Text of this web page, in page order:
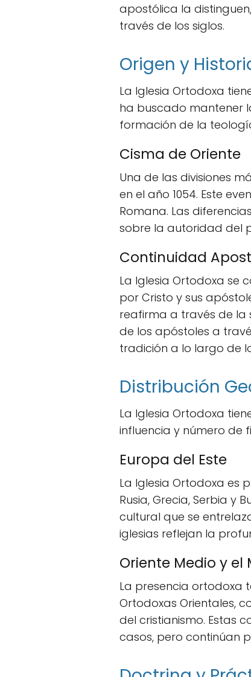
apostólica la
través de los siglos.
Origen y
La Iglesia Ortodoxa
ha buscado mantener
formación de la
Cisma de Oriente
Una de las divisiones
en el año 1054. Este
Romana. Las
sobre la autoridad del
Continuidad
La Iglesia Ortodoxa se
por Cristo y sus
reafirma a través de la
de los apóstoles a
tradición a lo largo de
Distribución
La Iglesia Ortodoxa
influencia y número de
Europa del Este
La Iglesia Ortodoxa es
Rusia, Grecia, Serbia y
cultural que se
iglesias reflejan la
Oriente Medio y el
La presencia ortodoxa
Ortodoxas Orientales,
del cristianismo. Estas
casos, pero continúan